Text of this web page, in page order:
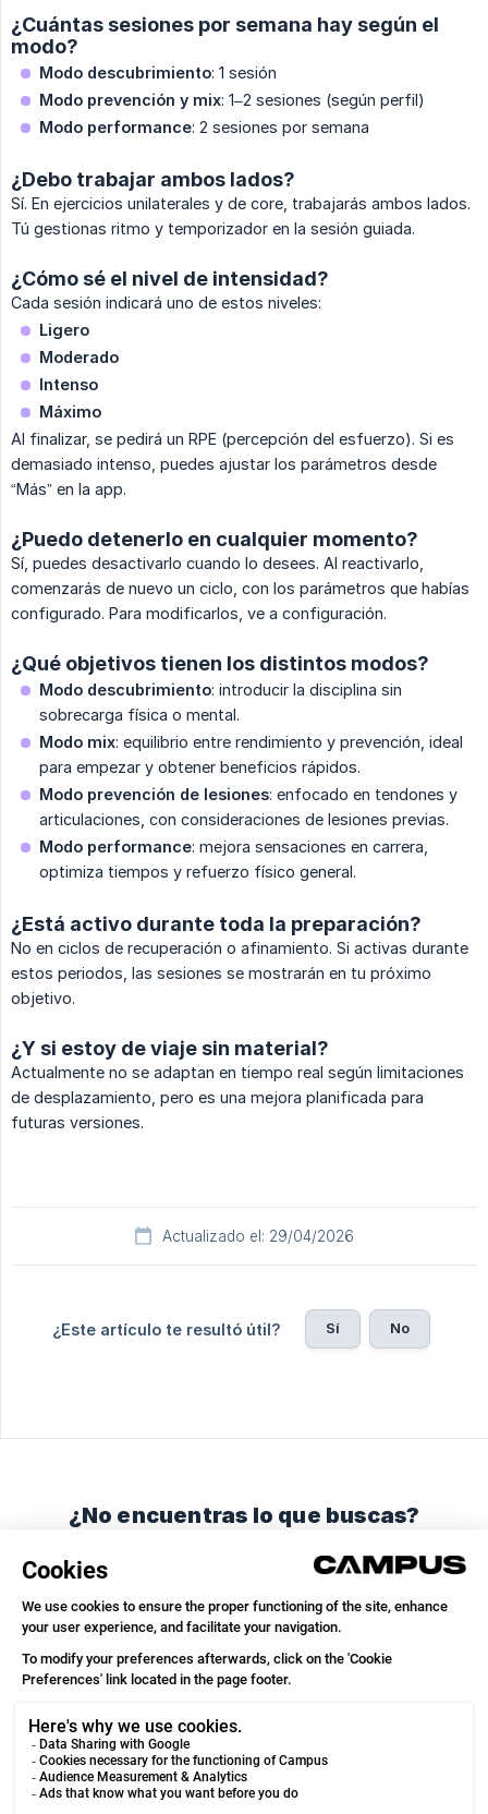
¿Cuántas sesiones por semana hay según el
modo?
Modo descubrimiento: 1 sesión
Modo prevención y mix: 1–2 sesiones (según perfil)
Modo performance: 2 sesiones por semana
¿Debo trabajar ambos lados?
Sí. En ejercicios unilaterales y de core, trabajarás ambos lados.
Tú gestionas ritmo y temporizador en la sesión guiada.
¿Cómo sé el nivel de intensidad?
Cada sesión indicará uno de estos niveles:
Ligero
Moderado
Intenso
Máximo
Al finalizar, se pedirá un RPE (percepción del esfuerzo). Si es
demasiado intenso, puedes ajustar los parámetros desde
“Más” en la app.
¿Puedo detenerlo en cualquier momento?
Sí, puedes desactivarlo cuando lo desees. Al reactivarlo,
comenzarás de nuevo un ciclo, con los parámetros que habías
configurado. Para modificarlos, ve a configuración.
¿Qué objetivos tienen los distintos modos?
Modo descubrimiento: introducir la disciplina sin
sobrecarga física o mental.
Modo mix: equilibrio entre rendimiento y prevención, ideal
para empezar y obtener beneficios rápidos.
Modo prevención de lesiones: enfocado en tendones y
articulaciones, con consideraciones de lesiones previas.
Modo performance: mejora sensaciones en carrera,
optimiza tiempos y refuerzo físico general.
¿Está activo durante toda la preparación?
No en ciclos de recuperación o afinamiento. Si activas durante
estos periodos, las sesiones se mostrarán en tu próximo
objetivo.
¿Y si estoy de viaje sin material?
Actualmente no se adaptan en tiempo real según limitaciones
de desplazamiento, pero es una mejora planificada para
futuras versiones.
Actualizado el: 29/04/2026
¿Este artículo te resultó útil? Sí No
¿No encuentras lo que buscas?
Chatea con nosotros o envíanos un correo.
Chatea con nosotros Envíanos un correo
© 2026
We run on Crisp Knowledge